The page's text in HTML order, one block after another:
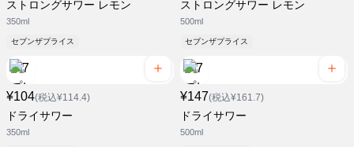
ストロングサワー レモン
350ml
セブンザプライス
ストロングサワー レモン
500ml
セブンザプライス
¥104(税込¥114.4)
ドライサワー
350ml
¥147(税込¥161.7)
ドライサワー
500ml